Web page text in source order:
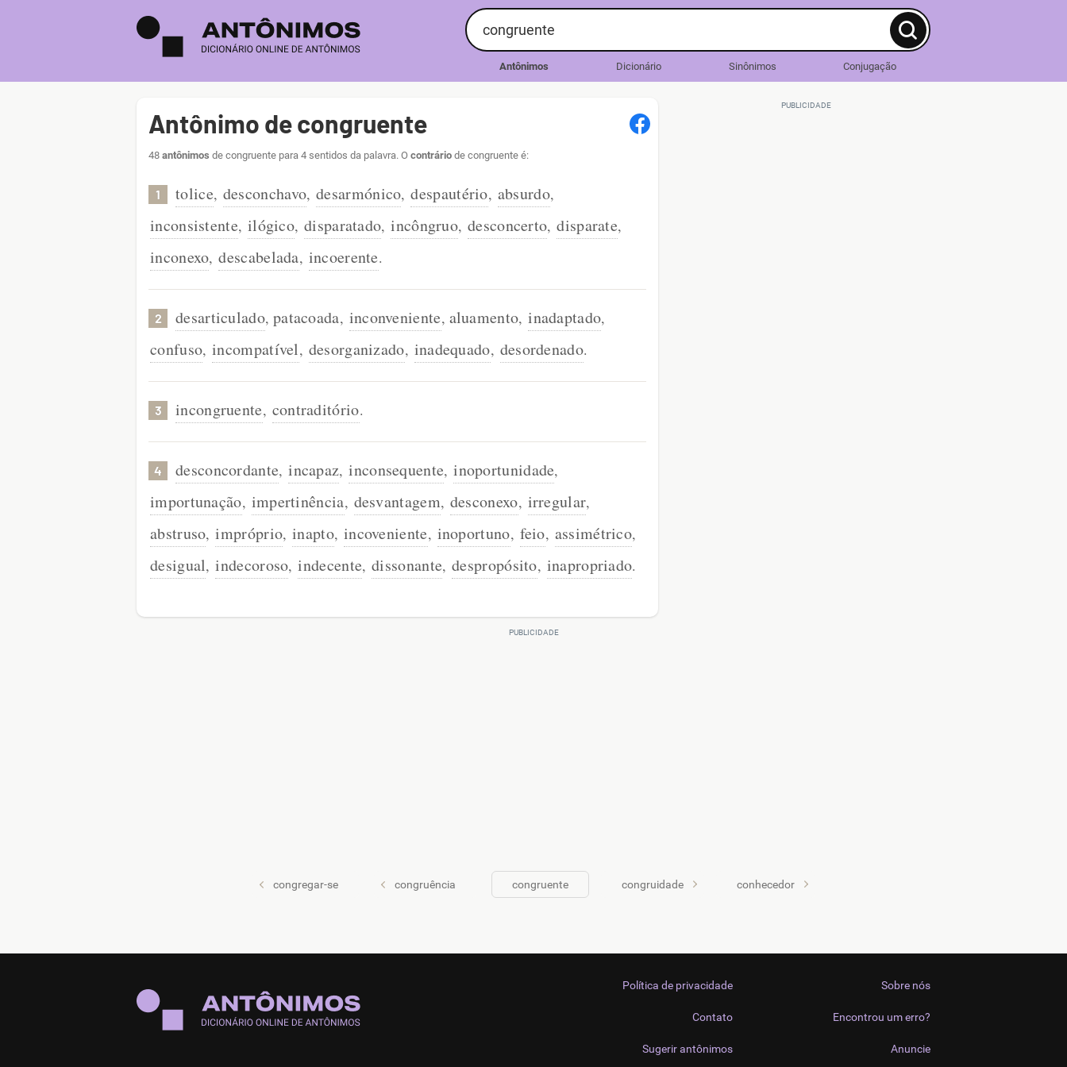
Antônimos Dicionário Sinônimos Conjugação
Antônimo de congruente
48 antônimos de congruente para 4 sentidos da palavra. O contrário de congruente é:
1 tolice, desconchavo, desarmónico, despautério, absurdo,
inconsistente, ilógico, disparatado, incôngruo, desconcerto, disparate,
inconexo, descabelada, incoerente.
2 desarticulado, patacoada, inconveniente, aluamento, inadaptado,
confuso, incompatível, desorganizado, inadequado, desordenado.
3 incongruente, contraditório.
4 desconcordante, incapaz, inconsequente, inoportunidade,
importunação, impertinência, desvantagem, desconexo, irregular,
abstruso, impróprio, inapto, incoveniente, inoportuno, feio, assimétrico,
desigual, indecoroso, indecente, dissonante, despropósito, inapropriado.
congregar-se congruência congruente congruidade conhecedor
Sobre nós
Encontrou um erro?
Anuncie
Política de privacidade
Contato
Sugerir antônimos